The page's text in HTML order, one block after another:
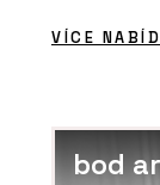
VÍCE
bod